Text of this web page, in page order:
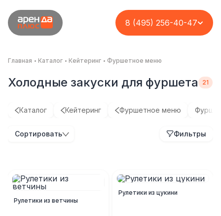
8 (495) 256-40-47
Главная Каталог Кейтеринг Фуршетное меню
Холодные закуски для фуршета
Каталог Кейтеринг Фуршетное меню
Сортировать Фильтры
Комплексное решение
с возможностью
Кейс
Организация
премиального
Кейс
Корпоратив для
Кейс
Организация
площадке
Рулетики из ветчины
Рулетики из цукини